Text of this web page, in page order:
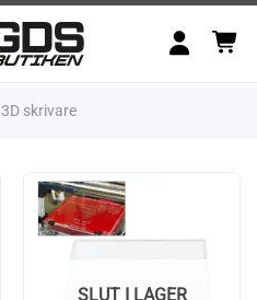
3D skrivare
SLUT I LAGER